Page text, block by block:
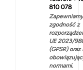
810 078
Zapewniamy
zgodność z
UE 2023/
(GPSR)
normami.